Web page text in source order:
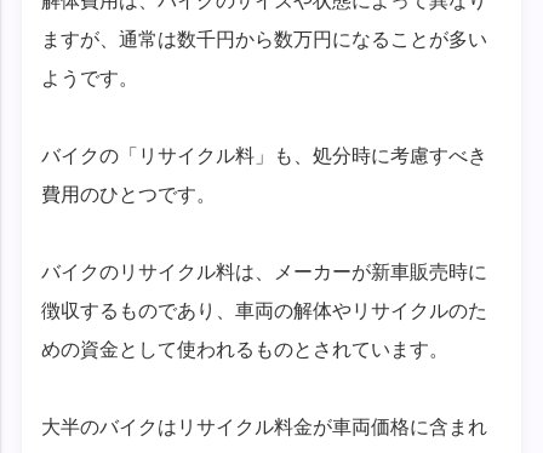
ますが、通常は数千円から数万円になることが多い
ようです。
バイクの「リサイクル料」も、処分時に考慮すべき
費用のひとつです。
バイクのリサイクル料は、メーカーが新車販売時に
徴収するものであり、車両の解体やリサイクルのた
めの資金として使われるものとされています。
大半のバイクはリサイクル料金が車両価格に含まれ